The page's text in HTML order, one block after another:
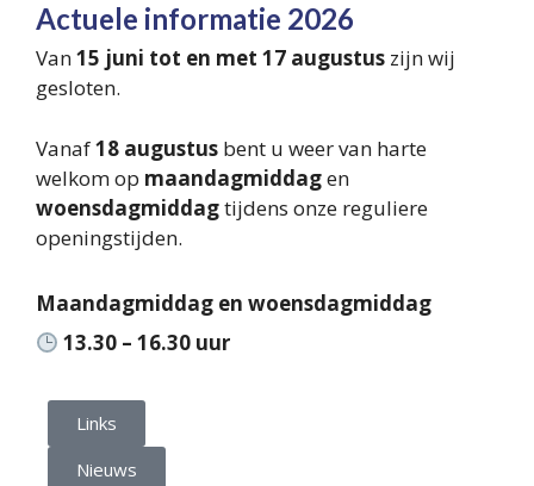
Actuele informatie 2026
Van15 juni tot en met 17 augustus zijn wij
gesloten.
Vanaf18 augustus bent u weer van harte
welkom op maandagmiddagen
woensdagmiddagtijdens onze reguliere
openingstijden.
Maandagmiddag en woensdagmiddag
13.30 – 16.30 uur
Links
Nieuws